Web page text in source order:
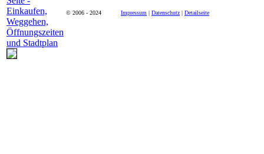
© 2006 - 2024 Impressum | Datenschutz | Detailseite